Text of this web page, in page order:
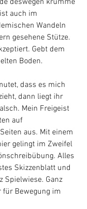
auch im
Wandeln
gesehene Stütze.
Gebt dem
Boden.
dass es mich
dann liegt ihr
Mein Freigeist
auf
aus. Mit einem
gelingt im Zweifel
Alles
Skizzenblatt und
Spielwiese. Ganz
für Bewegung im